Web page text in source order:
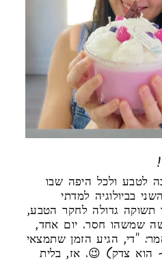
הסיפור שלי מתחיל באהבה לטבע ולכל היפה שבו
בביולוגיה למדתי
תשוקה גדולה לחקר הטבע,
שמשהו חסר. יום אחד,
"די, הגיע הזמן שתמצאי
הוא צדק) 😉. אז, בלית